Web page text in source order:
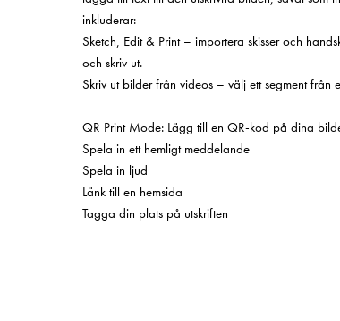
inkluderar:
Sketch, Edit & Print – importera skisser och
och skriv ut.
Skriv ut bilder från videos – välj ett segment från
QR Print Mode: Lägg till en QR-kod på dina
Spela in ett hemligt meddelande
Spela in ljud
Länk till en hemsida
Tagga din plats på utskriften